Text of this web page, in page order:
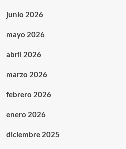
junio 2026
mayo 2026
abril 2026
marzo 2026
febrero 2026
enero 2026
diciembre 2025